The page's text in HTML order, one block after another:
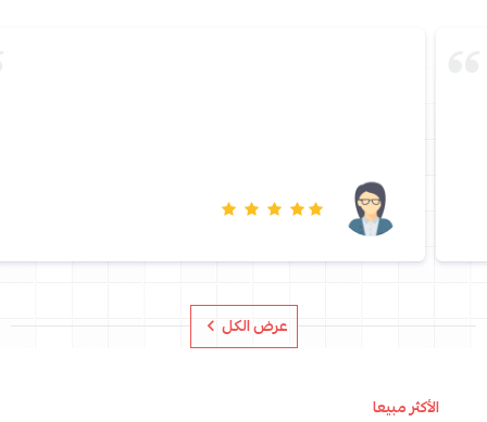
عرض الكل
الأكثر مبيعا